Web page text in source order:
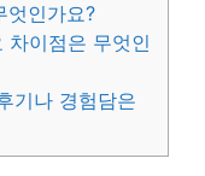
엇인가요?
차이점은 무엇인
기나 경험담은